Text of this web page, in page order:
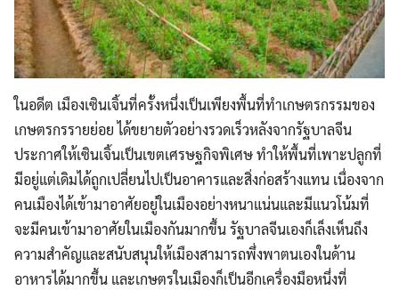
ในอดีต เมืองเซินเจิ้นที่ครั้งหนึ่งเป็นเพียงพื้นที่ทำเกษตรกรรมของ
เกษตรกรรายย่อย ได้ขยายตัวอย่างรวดเร็วหลังจากรัฐบาลจีน
ประกาศให้เซินเจิ้นเป็นเขตเศรษฐกิจพิเศษ ทำให้พื้นที่เพาะปลูกที่
มีอยู่แต่เดิมได้ถูกเปลี่ยนไปเป็นอาคารและสิ่งก่อสร้างแทน เนื่องจาก
คนเมืองได้เข้ามาอาศัยอยู่ในเมืองอย่างหนาแน่นและมีแนวโน้มที่
จะมีคนเข้ามาอาศัยในเมืองกันมากขึ้น รัฐบาลจีนเองก็เล็งเห็นถึง
ความสำคัญและสนับสนุนให้เมืองสามารถพึ่งพาตนเองในด้าน
อาหารได้มากขึ้น และเกษตรในเมืองก็เป็นอีกเครื่องมือหนึ่งที่